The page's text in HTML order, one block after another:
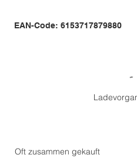
EAN-Code: 6153717879880
Oft zusammen gekauft